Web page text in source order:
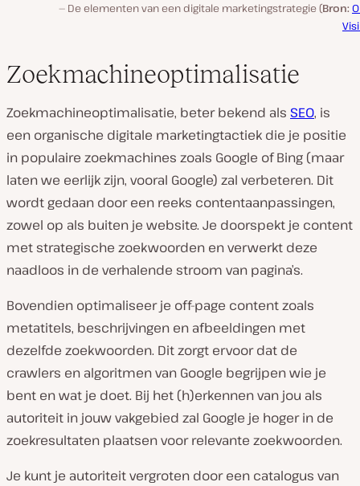
De elementen van een digitale marketingstrategie (Bron:
Zoekmachineoptimalisatie
Zoekmachineoptimalisatie, beter bekend als SEO, is
een organische digitale marketingtactiek die je positie
in populaire zoekmachines zoals Google of Bing (maar
laten we eerlijk zijn, vooral Google) zal verbeteren. Dit
wordt gedaan door een reeks contentaanpassingen,
zowel op als buiten je website. Je doorspekt je content
met strategische zoekwoorden en verwerkt deze
naadloos in de verhalende stroom van pagina’s.
Bovendien optimaliseer je off-page content zoals
metatitels, beschrijvingen en afbeeldingen met
dezelfde zoekwoorden. Dit zorgt ervoor dat de
crawlers en algoritmen van Google begrijpen wie je
bent en wat je doet. Bij het (h)erkennen van jou als
autoriteit in jouw vakgebied zal Google je hoger in de
zoekresultaten plaatsen voor relevante zoekwoorden.
Je kunt je autoriteit vergroten door een catalogus van